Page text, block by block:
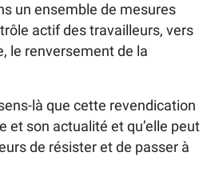
un ensemble de mesures
actif des travailleurs, vers
le renversement de la
là que cette revendication
et son actualité et qu’elle peut
de résister et de passer à